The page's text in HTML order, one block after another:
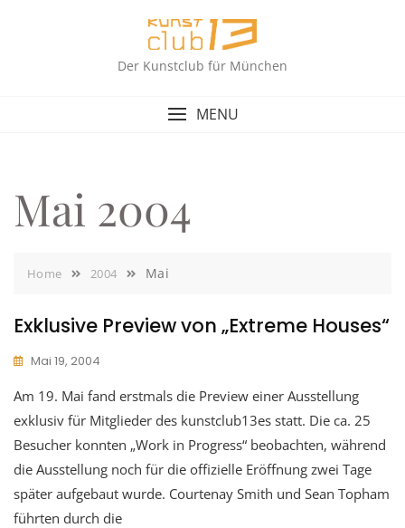
Der Kunstclub für München
MENU
Mai 2004
Home 2004 Mai
Exklusive Preview von „Extreme Houses“
Mai 19, 2004
Am 19. Mai fand erstmals die Preview einer Ausstellung
exklusiv für Mitglieder des kunstclub13es statt. Die ca. 25
Besucher konnten „Work in Progress“ beobachten, während
die Ausstellung noch für die offizielle Eröffnung zwei Tage
später aufgebaut wurde. Courtenay Smith und Sean Topham
führten durch die